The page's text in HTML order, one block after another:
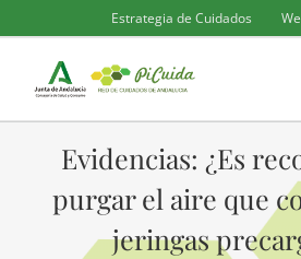
al
contenido
Estrategia de Cuidados
Evidencias: ¿Es
purgar el aire que
jeringas